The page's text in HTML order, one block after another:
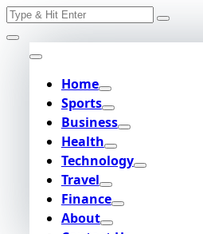
Skip
to
content
Search
Home
Sports
Business
Health
Technology
Travel
Finance
About